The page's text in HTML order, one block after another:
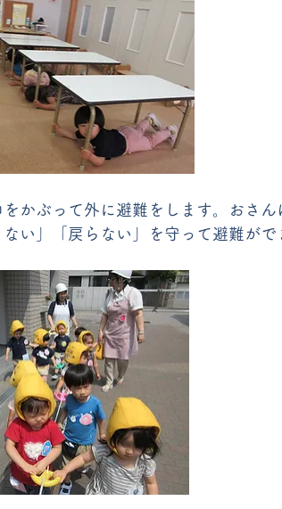
かぶって外に避難をします。おさん
い」「戻らない」を守って避難がで